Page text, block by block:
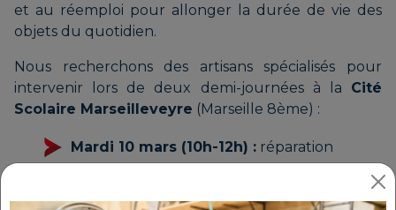
et au réemploi pour allonger la durée de vie des
objets du quotidien.
Nous recherchons des artisans spécialisés pour
intervenir lors de deux demi-journées à la Cité
Scolaire Marseilleveyre (Marseille 8ème) :
Mardi 10 mars (10h-12h) : réparation
d’objets électroniques (téléphones, ordinateurs,
casques...)